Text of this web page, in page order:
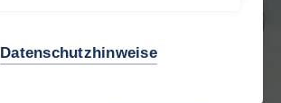
Datenschutzhinweise